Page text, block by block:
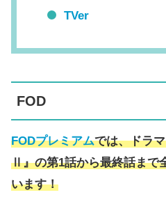
TVer
FOD
FODプレミアムでは、ドラ
Ⅱ』の第1話から最終話まで
います！